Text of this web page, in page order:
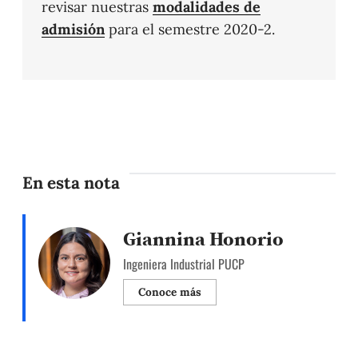
revisar nuestras modalidades de
admisión para el semestre 2020-2.
En esta nota
Giannina Honorio
Ingeniera Industrial PUCP
Conoce más